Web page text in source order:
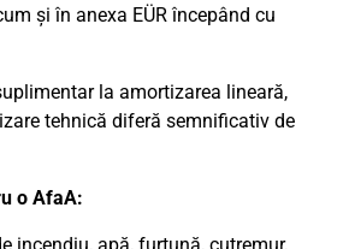
și în anexa EÜR începând cu
la amortizarea lineară,
tehnică diferă semnificativ de
o AfaA: